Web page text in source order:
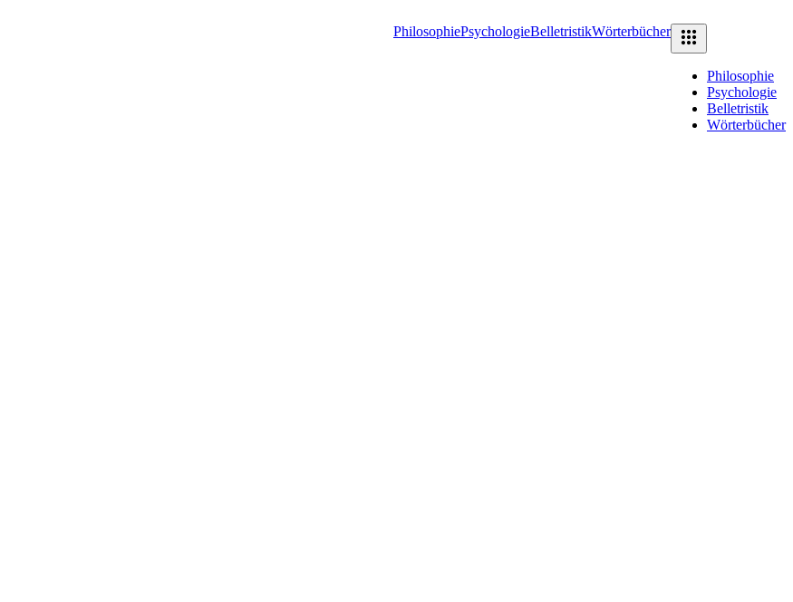
PhilosophiePsychologieBelletristikWörterbücher
Philosophie
Psychologie
Belletristik
Wörterbücher